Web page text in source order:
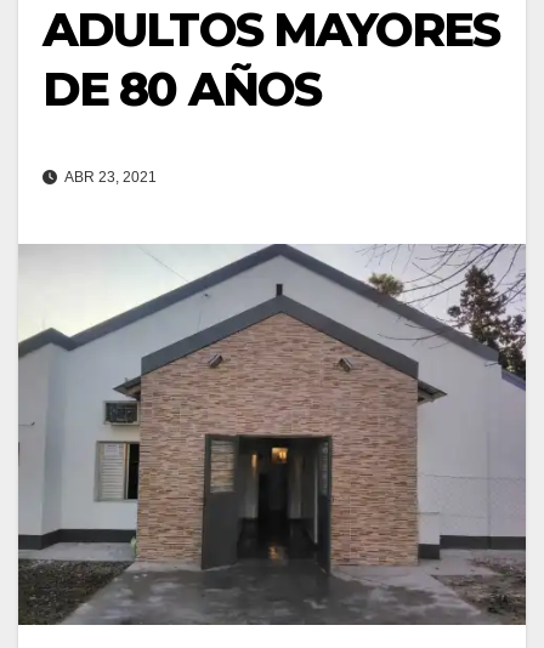
ADULTOS MAYORES
DE 80 AÑOS
ABR 23, 2021